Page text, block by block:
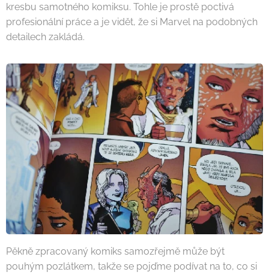
kresbu samotného komiksu. Tohle je prostě poctivá
profesionální práce a je vidět, že si Marvel na podobných
detailech zakládá.
Pěkně zpracovaný komiks samozřejmě může být
pouhým pozlátkem, takže se pojďme podívat na to, co si